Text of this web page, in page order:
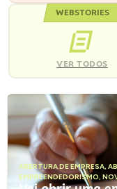
WEBSTORIES
VER TODOS
ABERTURA DE EMPRESA,
EMPREENDEDORISMO,